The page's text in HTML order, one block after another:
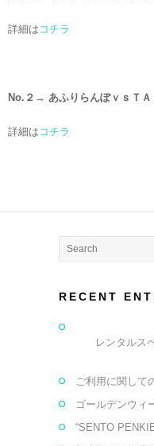
詳細は コチラ
No.２ → あふりらんぽｖｓＴＡ
詳細は コチラ
RECENT
レンタルス
ご利用に関して
ゴールデンウィ
“SENTO